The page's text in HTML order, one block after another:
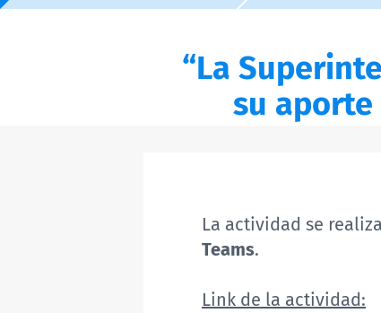
“La
su
La actividad se
Teams.
Link de la actividad: